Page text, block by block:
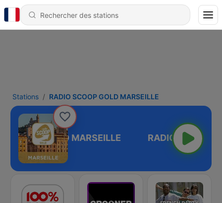
Stations RADIO SCOOP GOLD MARSEILLE
SCOOP GOLD MARSEILLE